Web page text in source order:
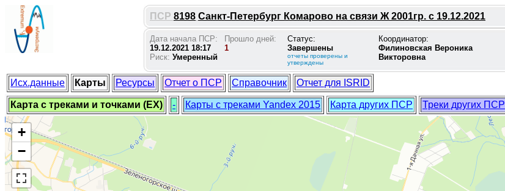
ПСР 8198 Санкт-Петербург Комарово на связи Ж 2001гр. с 19.12.2021
Дата начала ПСР:
19.12.2021 18:17
Риск: Умеренный
Прошло дней:
1
Статус:
Завершены
отчеты проверены и
утверждены
Координатор:
Филиновская Вероника
Викторовна
Исх.данные Карты Ресурсы Отчет о ПСР Справочник Отчет для ISRID
Карта с треками и точками (EX) - Карты с треками Yandex 2015 Карта других ПСР Треки других ПСР
+
−